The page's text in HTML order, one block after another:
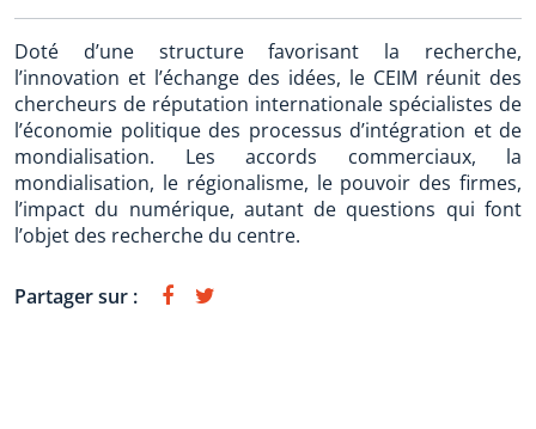
Doté d’une structure favorisant la recherche,
l’innovation et l’échange des idées, le CEIM réunit des
chercheurs de réputation internationale spécialistes de
l’économie politique des processus d’intégration et de
mondialisation. Les accords commerciaux, la
mondialisation, le régionalisme, le pouvoir des firmes,
l’impact du numérique, autant de questions qui font
l’objet des recherche du centre.
Partager sur :